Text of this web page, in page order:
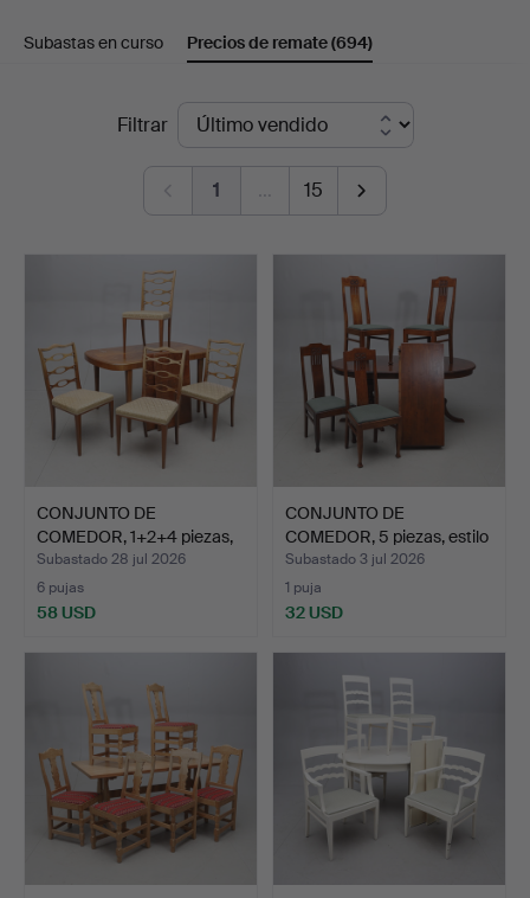
en
Andersson
Norrköping
Subastas en curso Precios de remate(694)
Filtrar
1 … 15
CONJUNTO DE
COMEDOR, 1+2+4 piezas,
caoba y…
Subastado 28 jul 2026
6 pujas
58 USD
CONJUNTO DE
COMEDOR, 5 piezas, estilo
mode…
Subastado 3 jul 2026
1 puja
32 USD